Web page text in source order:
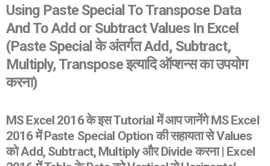
Using Paste Special To Transpose Data
And To Add or Subtract Values In Excel
(Paste Special के अंतर्गत Add, Subtract,
Multiply, Transpose इत्यादि ऑप्शन्स का उपयोग
करना)
MS Excel 2016 के इस Tutorial में आप जानेंगे MS Excel
2016 में Paste Special Option की सहायता से Values
को Add, Subtract, Multiply और Divide करना | Excel